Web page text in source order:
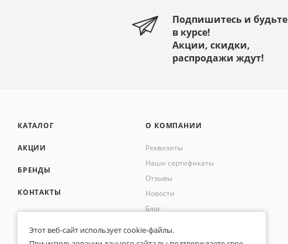
Подпишитесь и будьте
в курсе!
Акции, скидки,
распродажи ждут!
КАТАЛОГ
АКЦИИ
БРЕНДЫ
КОНТАКТЫ
СПРАВОЧНАЯ
ИНФОРМАЦИЯ
О КОМПАНИИ
Реквизиты
Наши сертификаты
Отзывы
Новости
Блог
Этот веб-сайт использует cookie-файлы.